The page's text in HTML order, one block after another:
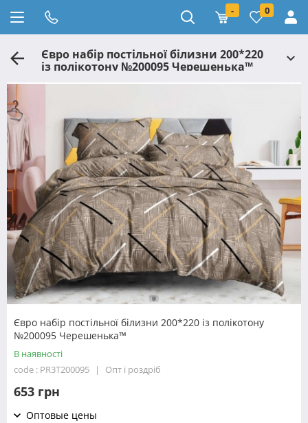
- 0
Євро набір постільної білизни 200*220
із полікотону №200095 Черешенька™
Євро набір постільної білизни 200*220 із полікотону
№200095 Черешенька™
В наявності
code : PR3T200095
Опт і роздріб
653 грн
Оптовые цены